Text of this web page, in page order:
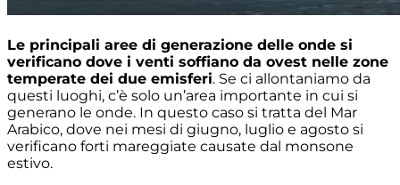
Le principali aree di generazione delle onde si
verificano dove i venti soffiano da ovest nelle zone
temperate dei due emisferi. Se ci allontaniamo da
questi luoghi, c’è solo un’area importante in cui si
generano le onde. In questo caso si tratta del Mar
Arabico, dove nei mesi di giugno, luglio e agosto si
verificano forti mareggiate causate dal monsone
estivo.